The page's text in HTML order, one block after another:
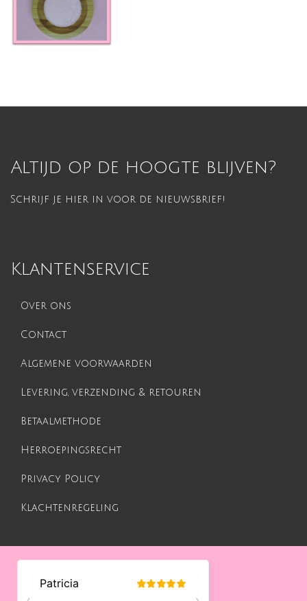
Altijd op de hoogte blijven?
Schrijf je hier in voor de nieuwsbrief!
Klantenservice
Over ons
Contact
Algemene voorwaarden
Levering, verzending & retouren
Betaalmethode
Herroepingsrecht
Privacy Policy
Klachtenregeling